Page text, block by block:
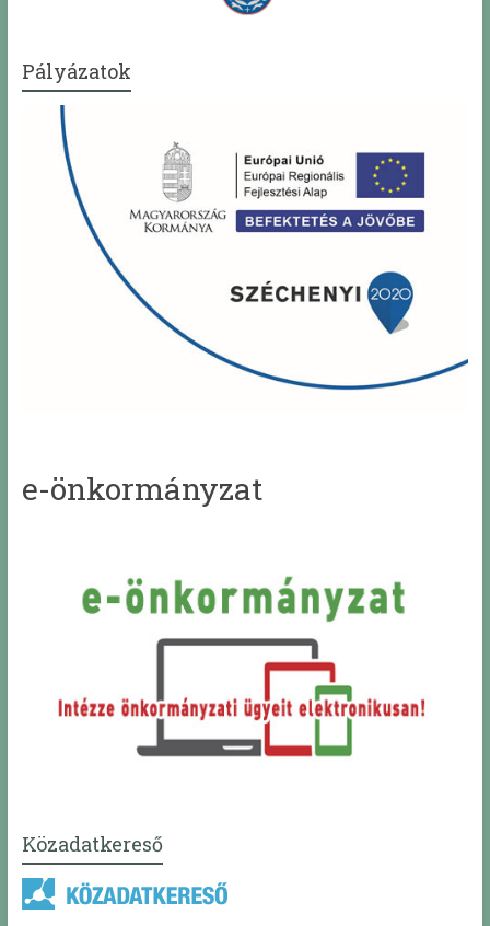
Pályázatok
e-önkormányzat
Közadatkereső